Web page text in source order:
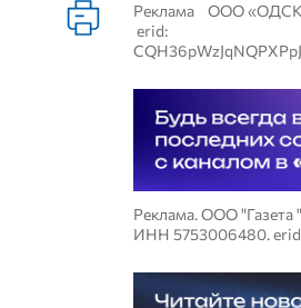
Реклама ООО
erid:
Реклама. ООО "Газета
ИНН 5753006480.